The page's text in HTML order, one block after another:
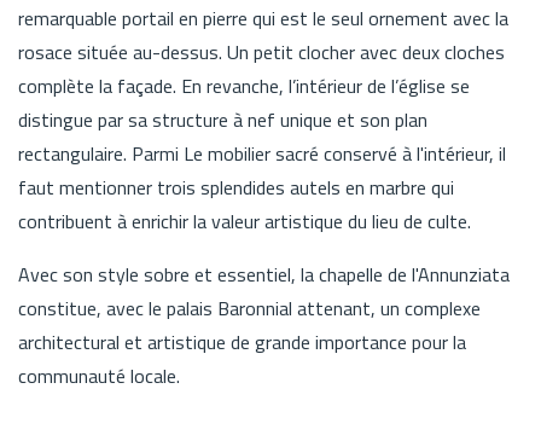
remarquable portail en pierre qui est le seul ornement avec la
rosace située au-dessus. Un petit clocher avec deux cloches
complète la façade. En revanche, l’intérieur de l’église se
distingue par sa structure à nef unique et son plan
rectangulaire. Parmi Le mobilier sacré conservé à l'intérieur, il
faut mentionner trois splendides autels en marbre qui
contribuent à enrichir la valeur artistique du lieu de culte.
Avec son style sobre et essentiel, la chapelle de l'Annunziata
constitue, avec le palais Baronnial attenant, un complexe
architectural et artistique de grande importance pour la
communauté locale.